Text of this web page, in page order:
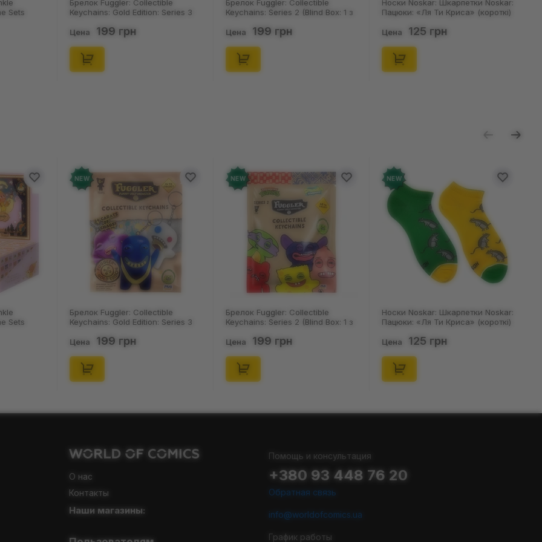
Series 3
Брелок Fuggler: Collectible
Keychains: Series 2 (Blind Box: 1 з
Цена 199 грн
Носки Noskar: Шкарпетки Noskar:
Пацюки: «Ля Ти Криса» (короткі)
Цена 125 грн
Шкарпетки Noskar: Шкарпетки
Noskar: Пацюки: «Ля Ти Криса»
Цена 125 грн
Series 3
NEW
Брелок Fuggler: Collectible
Keychains: Series 2 (Blind Box: 1 з
Цена 199 грн
NEW
Носки Noskar: Шкарпетки Noskar:
Пацюки: «Ля Ти Криса» (короткі)
Цена 125 грн
NEW
Шкарпетки Noskar: Шкарпетки
Noskar: Пацюки: «Ля Ти Криса»
Цена 125 грн
О нас
Контакты
Наши магазины:
Помощь и консультация
+380 93 448 76 20
Обратная связь
info@worldofcomics.ua
График работы